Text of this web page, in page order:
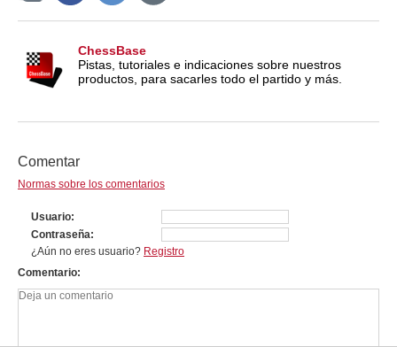
ChessBase
Pistas, tutoriales e indicaciones sobre nuestros
productos, para sacarles todo el partido y más.
Comentar
Normas sobre los comentarios
Usuario
Contraseña
¿Aún no eres usuario? Registro
Comentario